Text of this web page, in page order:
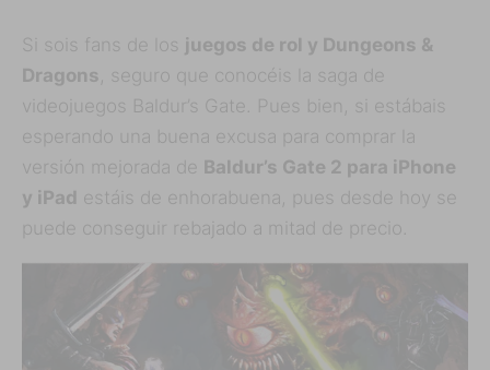
Si sois fans de los juegos de rol y Dungeons &
Dragons , seguro que conocéis la saga de
videojuegos Baldur’s Gate. Pues bien, si estábais
esperando una buena excusa para comprar la
versión mejorada de Baldur’s Gate 2 para iPhone
y iPad estáis de enhorabuena, pues desde hoy se
puede conseguir rebajado a mitad de precio.